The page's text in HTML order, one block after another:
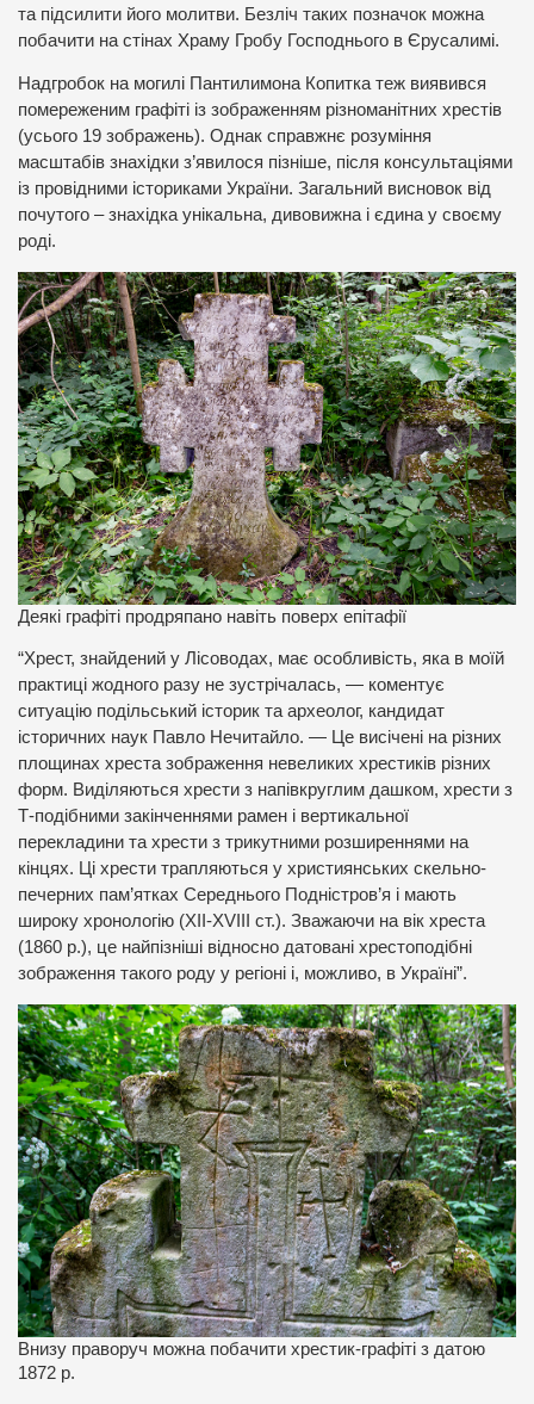
та підсилити його молитви. Безліч таких позначок можна
побачити на стінах Храму Гробу Господнього в Єрусалимі.
Надгробок на могилі Пантилимона Копитка теж виявився
помереженим графіті із зображенням різноманітних хрестів
(усього 19 зображень). Однак справжнє розуміння
масштабів знахідки з’явилося пізніше, після консультаціями
із провідними істориками України. Загальний висновок від
почутого – знахідка унікальна, дивовижна і єдина у своєму
роді.
Деякі графіті продряпано навіть поверх епітафії
“Хрест, знайдений у Лісоводах, має особливість, яка в моїй
практиці жодного разу не зустрічалась, — коментує
ситуацію подільський історик та археолог, кандидат
історичних наук Павло Нечитайло. — Це висічені на різних
площинах хреста зображення невеликих хрестиків різних
форм. Виділяються хрести з напівкруглим дашком, хрести з
Т-подібними закінченнями рамен і вертикальної
перекладини та хрести з трикутними розширеннями на
кінцях. Ці хрести трапляються у християнських скельно-
печерних пам’ятках Середнього Подністров’я і мають
широку хронологію (ХІІ-ХVIII ст.). Зважаючи на вік хреста
(1860 р.), це найпізніші відносно датовані хрестоподібні
зображення такого роду у регіоні і, можливо, в Україні”.
Внизу праворуч можна побачити хрестик-графіті з датою
1872 р.